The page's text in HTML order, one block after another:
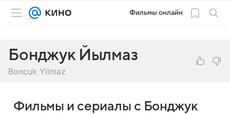
Фильмы онлайн
Бонджук Йылмаз
Boncuk Yilmaz
Фильмы и сериалы с Бонджук